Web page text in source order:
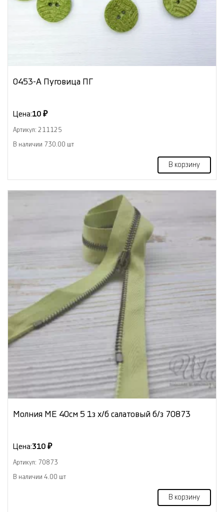
0453-А Пуговица ПГ
Цена:10 ₽
Артикул: 211125
В наличии 730.00 шт
В корзину
Молния МЕ 40см 5 1з х/б салатовый б/з 70873
Цена:310 ₽
Артикул: 70873
В наличии 4.00 шт
В корзину